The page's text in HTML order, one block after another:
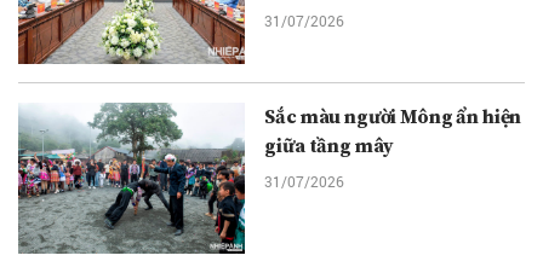
31/07/2026
Sắc màu người Mông ẩn hiện
giữa tầng mây
31/07/2026